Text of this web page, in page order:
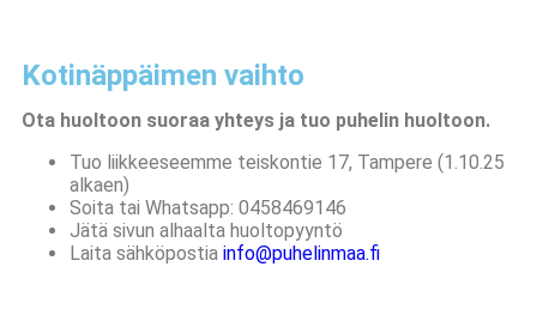
Kotinäppäimen vaihto
Ota huoltoon suoraa yhteys ja tuo puhelin huoltoon.
Tuo liikkeeseemme teiskontie 17, Tampere (1.10.25
alkaen)
Soita tai Whatsapp: 0458469146
Jätä sivun alhaalta huoltopyyntö
Laita sähköpostia info@puhelinmaa.fi